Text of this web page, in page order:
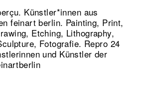
Künstler*innen aus
feinart berlin. Painting, Print,
Etching, Lithography,
Fotografie. Repro 24
und Künstler der